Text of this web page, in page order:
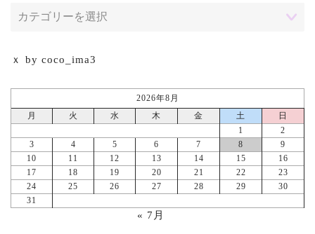
ｘ by coco_ima3
2026年8月
月
火 水 木 金 土
日
1
2
3
4 5 6 7 8
9
10
11 12 13 14 15
16
17
18 19 20 21 22
23
24
25 26 27 28 29
30
31
« 7月